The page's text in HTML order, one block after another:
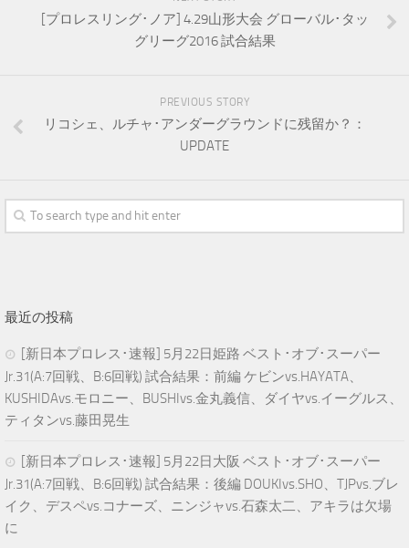
[プロレスリング･ノア] 4.29山形大会 グローバル･タッ
グリーグ2016 試合結果
PREVIOUS STORY
リコシェ、ルチャ･アンダーグラウンドに残留か？：
UPDATE
最近の投稿
[新日本プロレス･速報] 5月22日姫路 ベスト･オブ･スーパー
Jr.31(A:7回戦、B:6回戦) 試合結果：前編 ケビンvs.HAYATA、
KUSHIDAvs.モロニー、BUSHIvs.金丸義信、ダイヤvs.イーグルス、
ティタンvs.藤田晃生
[新日本プロレス･速報] 5月22日大阪 ベスト･オブ･スーパー
Jr.31(A:7回戦、B:6回戦) 試合結果：後編 DOUKIvs.SHO、TJPvs.ブレ
イク、デスペvs.コナーズ、ニンジャvs.石森太二、アキラは欠場
に